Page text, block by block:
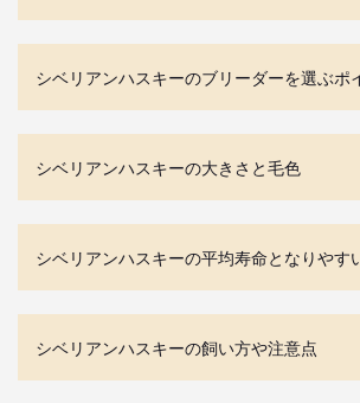
シベリアンハスキーのブリーダーを選ぶポ
シベリアンハスキーの大きさと毛色
シベリアンハスキーの平均寿命となりやす
シベリアンハスキーの飼い方や注意点